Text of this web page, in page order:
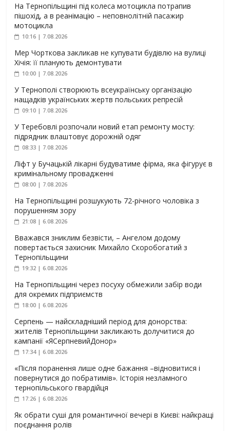
На Тернопільщині під колеса мотоцикла потрапив
пішохід, а в реанімацію – неповнолітній пасажир
мотоцикла
10:16 | 7.08.2026
Мер Чорткова закликав не купувати будівлю на вулиці
Хічія: її планують демонтувати
10:00 | 7.08.2026
У Тернополі створюють всеукраїнську організацію
нащадків українських жертв польських репресій
09:10 | 7.08.2026
У Теребовлі розпочали новий етап ремонту мосту:
підрядник влаштовує дорожній одяг
08:33 | 7.08.2026
Ліфт у Бучацькій лікарні будуватиме фірма, яка фігурує в
кримінальному провадженні
08:00 | 7.08.2026
На Тернопільщині розшукують 72-річного чоловіка з
порушенням зору
21:08 | 6.08.2026
Вважався зниклим безвісти, – Ангелом додому
повертається захисник Михайло Скоробогатий з
Тернопільщини
19:32 | 6.08.2026
На Тернопільщині через посуху обмежили забір води
для окремих підприємств
18:00 | 6.08.2026
Серпень — найскладніший період для донорства:
жителів Тернопільщини закликають долучитися до
кампанії «ЯСерпневийДонор»
17:34 | 6.08.2026
«Після поранення лише одне бажання –відновитися і
повернутися до побратимів». Історія незламного
тернопільського гвардійця
17:26 | 6.08.2026
Як обрати суші для романтичної вечері в Києві: найкращі
поєднання ролів